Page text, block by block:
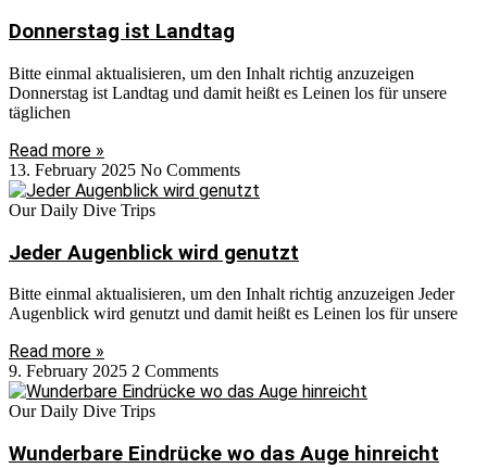
Donnerstag ist Landtag
Bitte einmal aktualisieren, um den Inhalt richtig anzuzeigen
Donnerstag ist Landtag und damit heißt es Leinen los für unsere
täglichen
Read more »
13. February 2025 No Comments
Our Daily Dive Trips
Jeder Augenblick wird genutzt
Bitte einmal aktualisieren, um den Inhalt richtig anzuzeigen Jeder
Augenblick wird genutzt und damit heißt es Leinen los für unsere
Read more »
9. February 2025 2 Comments
Our Daily Dive Trips
Wunderbare Eindrücke wo das Auge hinreicht